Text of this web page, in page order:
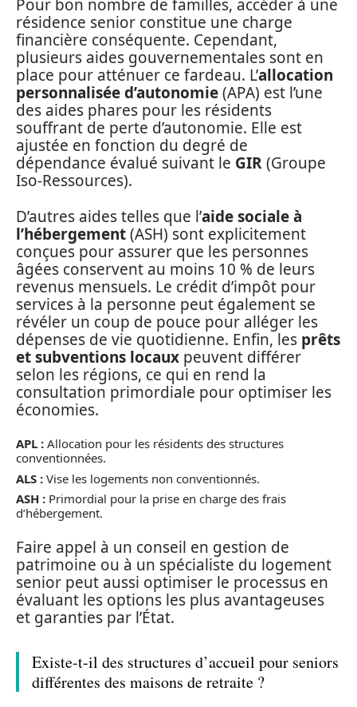
Pour bon nombre de familles, accéder à une
résidence senior constitue une charge
financière conséquente. Cependant,
plusieurs aides gouvernementales sont en
place pour atténuer ce fardeau. L’allocation
personnalisée d’autonomie(APA) est l’une
des aides phares pour les résidents
souffrant de perte d’autonomie. Elle est
ajustée en fonction du degré de
dépendance évalué suivant le GIR(Groupe
Iso-Ressources).
D’autres aides telles que l’aide sociale à
l’hébergement(ASH) sont explicitement
conçues pour assurer que les personnes
âgées conservent au moins 10 % de leurs
revenus mensuels. Le crédit d’impôt pour
services à la personne peut également se
révéler un coup de pouce pour alléger les
dépenses de vie quotidienne. Enfin, les prêts
et subventions locaux peuvent différer
selon les régions, ce qui en rend la
consultation primordiale pour optimiser les
économies.
APL : Allocation pour les résidents des structures
conventionnées.
ALS : Vise les logements non conventionnés.
ASH : Primordial pour la prise en charge des frais
d’hébergement.
Faire appel à un conseil en gestion de
patrimoine ou à un spécialiste du logement
senior peut aussi optimiser le processus en
évaluant les options les plus avantageuses
et garanties par l’État.
Existe-t-il des structures d’accueil pour seniors
différentes des maisons de retraite ?